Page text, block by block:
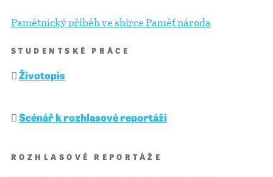
Pamětnický příběh ve sbírce Paměť národa
STUDENTSKÉ PRÁCE
Životopis
Scénář k rozhlasové reportáži
ROZHLASOVÉ REPORTÁŽE